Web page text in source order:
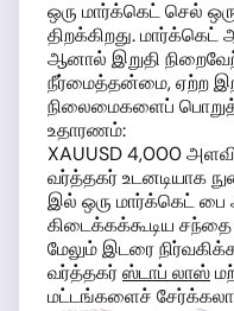
ஒரு மார்க்கெட் செல்
திறக்கிறது.
ஆனால் இறுதி
நீர்மைத்தன்மை, ஏற்ற
நிலைமைகளைப்
உதாரணம்:
XAUUSD 4,000
வர்த்தகர் உடனடியாக
இல் ஒரு மார்க்கெட்
கிடைக்கக்கூடிய சந்தை
மேலும் இடரை
வர்த்தகர்ஸ்டாப் லாஸ்
மட்டங்களைச்